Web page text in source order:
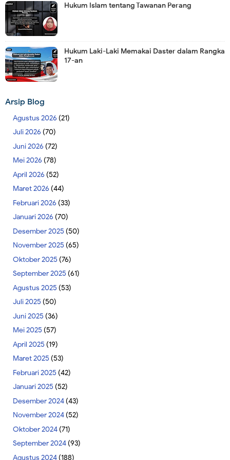
Hukum Islam tentang Tawanan Perang
Hukum Laki-Laki Memakai Daster dalam Rangka
17-an
Arsip Blog
Agustus 2026 (21)
Juli 2026 (70)
Juni 2026 (72)
Mei 2026 (78)
April 2026 (52)
Maret 2026 (44)
Februari 2026 (33)
Januari 2026 (70)
Desember 2025 (50)
November 2025 (65)
Oktober 2025 (76)
September 2025 (61)
Agustus 2025 (53)
Juli 2025 (50)
Juni 2025 (36)
Mei 2025 (57)
April 2025 (19)
Maret 2025 (53)
Februari 2025 (42)
Januari 2025 (52)
Desember 2024(43)
November 2024(52)
Oktober 2024(71)
September 2024(93)
Agustus 2024(188)